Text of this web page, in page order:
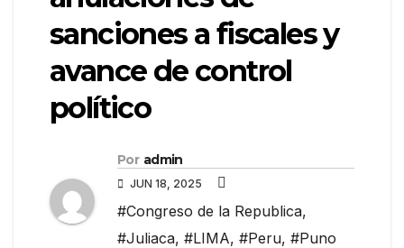
sanciones a fiscales y
avance de control
político
Por admin
JUN 18, 2025
#Congreso de la Republica,
#Juliaca, #LIMA, #Peru, #Puno